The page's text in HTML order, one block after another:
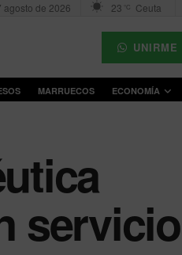
agosto de 2026 23 °C Ceuta
MARRUECOS ECONOMÍA
servicio